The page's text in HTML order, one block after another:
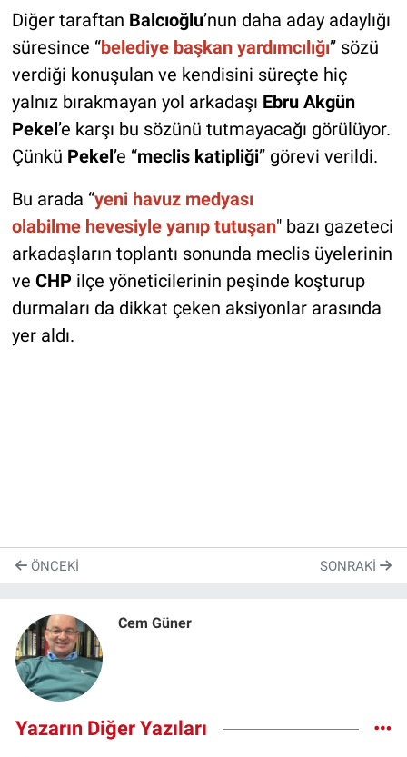
Diğer taraftan Balcıoğlu’nun daha aday adaylığı
süresince “belediye başkan yardımcılığı” sözü
verdiği konuşulan ve kendisini süreçte hiç
yalnız bırakmayan yol arkadaşı Ebru Akgün
Pekel’e karşı bu sözünü tutmayacağı görülüyor.
Çünkü Pekel’e “meclis katipliği” görevi verildi.
Bu arada “yeni havuz medyası
olabilme hevesiyle yanıp tutuşan" bazı gazeteci
arkadaşların toplantı sonunda meclis üyelerinin
ve CHP ilçe yöneticilerinin peşinde koşturup
durmaları da dikkat çeken aksiyonlar arasında
yer aldı.
ÖNCEKI SONRAKI
Cem Güner
Yazarın Diğer Yazıları